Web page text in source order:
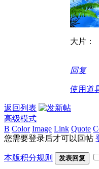
大片：
回复
使用道
返回列表
高级模式
B Color Image Link Quote
您需要登录后才可以回帖
本版积分规则 发表回复